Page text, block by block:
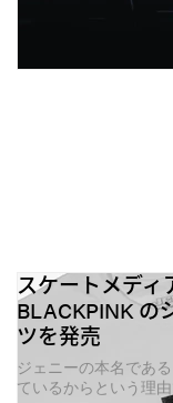
スケートメディ
BLACKPINK の
ツを発売
ジェニーの本名であ
ているからという理